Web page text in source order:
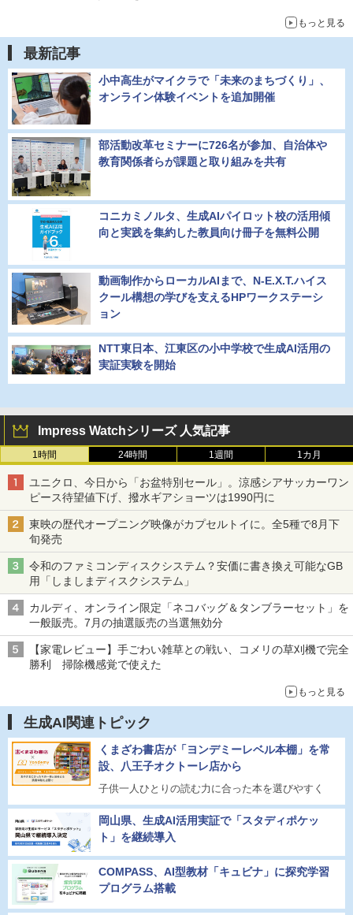
もっと見る
最新記事
小中高生がマイクラで「未来のまちづくり」、
オンライン体験イベントを追加開催
部活動改革セミナーに726名が参加、自治体や
教育関係者らが課題と取り組みを共有
コニカミノルタ、生成AIパイロット校の活用傾
向と実践を集約した教員向け冊子を無料公開
動画制作からローカルAIまで、N-E.X.T.ハイス
クール構想の学びを支えるHPワークステーシ
ョン
NTT東日本、江東区の小中学校で生成AI活用の
実証実験を開始
Impress Watchシリーズ 人気記事
1時間 24時間 1週間 1カ月
ユニクロ、今日から「お盆特別セール」。涼感シアサッカーワン
ピース待望値下げ、撥水ギアショーツは1990円に
東映の歴代オープニング映像がカプセルトイに。全5種で8月下
旬発売
令和のファミコンディスクシステム？安価に書き換え可能なGB
用「しましまディスクシステム」
カルディ、オンライン限定「ネコバッグ＆タンブラーセット」を
一般販売。7月の抽選販売の当選無効分
【家電レビュー】手ごわい雑草との戦い、コメリの草刈機で完全
勝利 掃除機感覚で使えた
もっと見る
生成AI関連トピック
くまざわ書店が「ヨンデミーレベル本棚」を常
設、八王子オクトーレ店から
子供一人ひとりの読む力に合った本を選びやすく
岡山県、生成AI活用実証で「スタディポケッ
ト」を継続導入
COMPASS、AI型教材「キュビナ」に探究学習
プログラム搭載